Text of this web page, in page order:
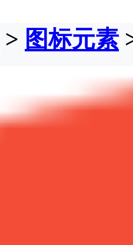
> 图标元素